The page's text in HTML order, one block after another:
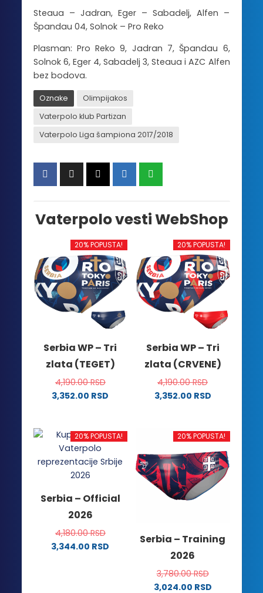
Steaua – Jadran, Eger – Sabadelj, Alfen –
Špandau 04, Solnok – Pro Reko
Plasman: Pro Reko 9, Jadran 7, Špandau 6,
Solnok 6, Eger 4, Sabadelj 3, Steaua i AZC Alfen
bez bodova.
Oznake
Olimpijakos
Vaterpolo klub Partizan
Vaterpolo Liga šampiona 2017/2018
Vaterpolo vesti WebShop
20% POPUSTA!
Serbia WP – Tri
zlata (TEGET)
4,190.00RSD
3,352.00 RSD
ima
više
varijanti.
Opcije
biti
izabrane
na
stranici
20% POPUSTA!
Serbia WP – Tri
zlata (CRVENE)
4,190.00RSD
3,352.00 RSD
ima
varijanti.
Opcije
mogu
biti
stranici
proizvoda.
20% POPUSTA!
Serbia – Official
2026
4,180.00RSD
3,344.00 RSD
20% POPUSTA!
Serbia – Training
2026
3,780.00RSD
3,024.00 RSD